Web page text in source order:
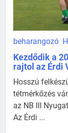
beharangozó
Kezdődik a
rajtol az Érdi
Hosszú
tétmérkőzés
az NB III
Az Érdi ...